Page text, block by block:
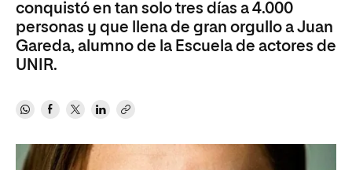
conquistó en tan solo tres días a 4.000
personas y que llena de gran orgullo a Juan
Gareda, alumno de la Escuela de actores de
UNIR.